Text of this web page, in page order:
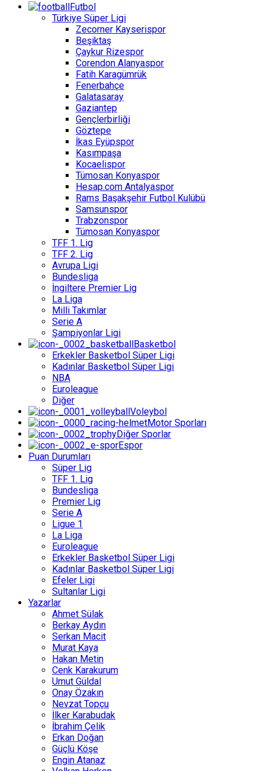
Futbol
Türkiye Süper Ligi
Zecorner Kayserispor
Beşiktaş
Çaykur Rizespor
Corendon Alanyaspor
Fatih Karagümrük
Fenerbahçe
Galatasaray
Gaziantep
Gençlerbirliği
Göztepe
İkas Eyüpspor
Kasımpaşa
Kocaelispor
Tümosan Konyaspor
Hesap.com Antalyaspor
Rams Başakşehir Futbol Kulübü
Samsunspor
Trabzonspor
Tümosan Konyaspor
TFF 1. Lig
TFF 2. Lig
Avrupa Ligi
Bundesliga
İngiltere Premier Lig
La Liga
Milli Takımlar
Serie A
Şampiyonlar Ligi
Basketbol
Erkekler Basketbol Süper Ligi
Kadınlar Basketbol Süper Ligi
NBA
Euroleague
Diğer
Voleybol
Motor Sporları
Diğer Sporlar
Espor
Puan Durumları
Süper Lig
TFF 1. Lig
Bundesliga
Premier Lig
Serie A
Ligue 1
La Liga
Euroleague
Erkekler Basketbol Süper Ligi
Kadınlar Basketbol Süper Ligi
Efeler Ligi
Sultanlar Ligi
Yazarlar
Ahmet Sülak
Berkay Aydın
Serkan Macit
Murat Kaya
Hakan Metin
Cenk Karakurum
Umut Güldal
Onay Özakın
Nevzat Topçu
İlker Karabudak
İbrahim Çelik
Erkan Doğan
Güçlü Köşe
Engin Atanaz